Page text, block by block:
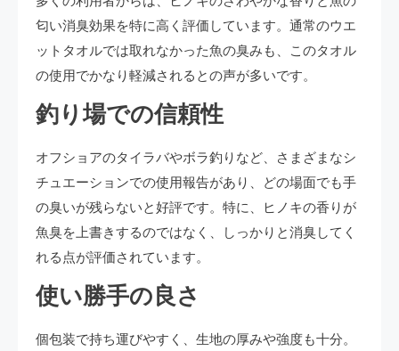
匂い消臭効果を特に高く評価しています。通常のウエ
ットタオルでは取れなかった魚の臭みも、このタオル
の使用でかなり軽減されるとの声が多いです。
釣り場での信頼性
オフショアのタイラバやボラ釣りなど、さまざまなシ
チュエーションでの使用報告があり、どの場面でも手
の臭いが残らないと好評です。特に、ヒノキの香りが
魚臭を上書きするのではなく、しっかりと消臭してく
れる点が評価されています。
使い勝手の良さ
個包装で持ち運びやすく、生地の厚みや強度も十分。